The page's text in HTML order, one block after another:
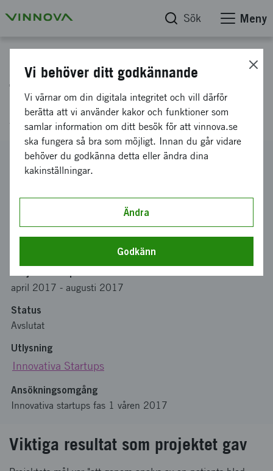
Sök Meny
Tidig diagnostik av cancer
genom DNA-analys av blodprov
Diarienummer
2017-00474
Koordinator
Bidrag från Vinnova
april 2017 - augusti 2017
Status
Avslutat
Utlysning
Innovativa Startups
Ansökningsomgång
Innovativa startups fas 1 våren 2017
Viktiga resultat som projektet gav
Vi behöver ditt godkännande
Vi värnar om din digitala integritet och vill därför
berätta att vi använder kakor och funktioner som
samlar information om ditt besök för att vinnova.se
ska fungera så bra som möjligt. Innan du går vidare
behöver du godkänna detta eller ändra dina
kakinställningar.
Ändra
Godkänn